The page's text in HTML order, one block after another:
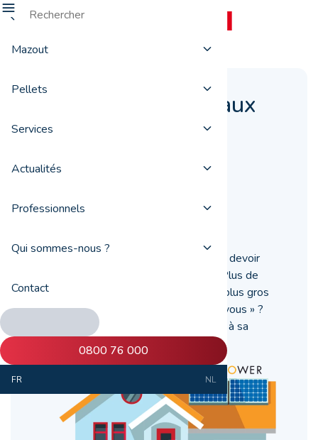
Mazout
Pellets
Services
Actualités
Professionnels
Qui sommes-nous ?
Contact
0800 76 000
FR NL
Gagnez des panneaux
solaires et leur
installation avec
Que feriez-vous durant 25 années sans devoir
payer l’électricité ? Plus de voyages ? Plus de
cadeaux à vos proches ? Ou encore un plus gros
investissement pour votre futur « chez vous » ?
ProxiFuel rend tout cela possible grâce à sa
nouvelle action "panneaux solaires".